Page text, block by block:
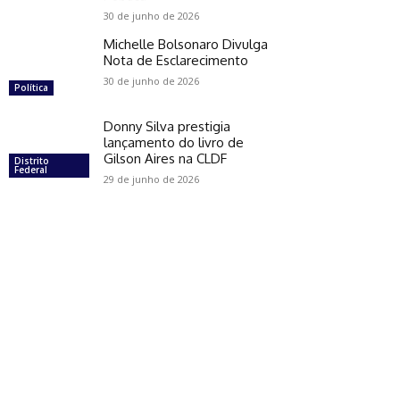
30 de junho de 2026
Política
Michelle Bolsonaro Divulga
Nota de Esclarecimento
30 de junho de 2026
Distrito
Federal
Donny Silva prestigia
lançamento do livro de
Gilson Aires na CLDF
29 de junho de 2026